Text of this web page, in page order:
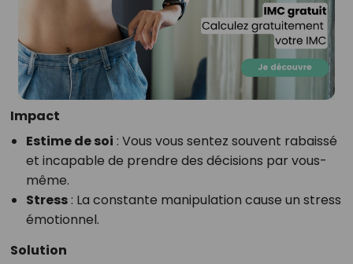
Impact
Estime de soi : Vous vous sentez souvent rabaissé
et incapable de prendre des décisions par vous-
même.
Stress: La constante manipulation cause un stress
émotionnel.
Solution